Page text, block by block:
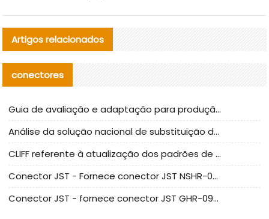
Artigos relacionados
conectores
Guia de avaliação e adaptação para produção em massa de componentes de cabos nacionais CNC Tech
Análise da solução nacional de substituição da linha de alta frequência I-PEX
CLIFF referente à atualização dos padrões de teste de conectores nacionais
Conector JST - Fornece conector JST NSHR-02V-S original | substituto
Conector JST - fornece conector JST GHR-09V-S autêntico | substituto